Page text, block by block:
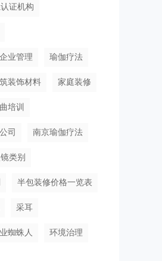
证机构
企业管理 瑜伽疗法
装饰材料 家庭装修
培训
司 南京瑜伽疗法
类别
半包装修价格一览表
采耳
蜘蛛人 环境治理